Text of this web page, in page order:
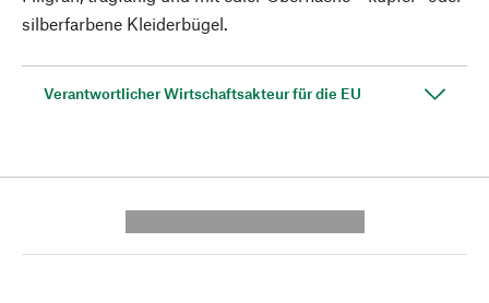
silberfarbene Kleiderbügel.
Verantwortlicher Wirtschaftsakteur für die EU